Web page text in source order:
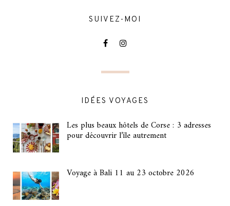
SUIVEZ-MOI
IDÉES VOYAGES
Les plus beaux hôtels de Corse : 3 adresses
pour découvrir l’île autrement
Voyage à Bali 11 au 23 octobre 2026